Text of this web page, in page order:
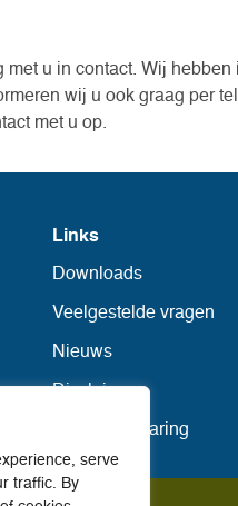
serve
traffic. By
met u in contact. Wij
wij u ook graag per
met u op.
Links
Downloads
Veelgestelde vragen
Nieuws
Disclaimer
Privacyverklaring